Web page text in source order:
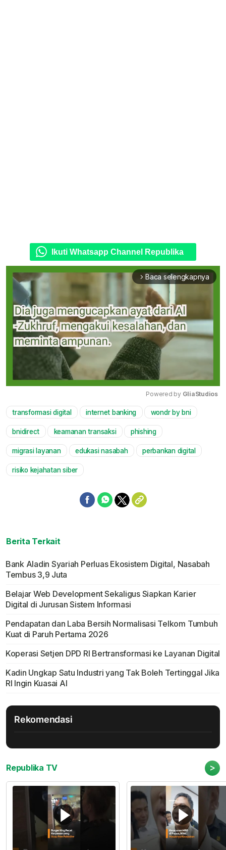
Ikuti Whatsapp Channel Republika
arrow_forward_ios Baca selengkapnya
Mute
Powered by GliaStudios
transformasi digital internet banking wondr by bni
bnidirect keamanan transaksi phishing
migrasi layanan edukasi nasabah perbankan digital
risiko kejahatan siber
Berita Terkait
Bank Aladin Syariah Perluas Ekosistem Digital, Nasabah
Tembus 3,9 Juta
Belajar Web Development Sekaligus Siapkan Karier
Digital di Jurusan Sistem Informasi
Pendapatan dan Laba Bersih Normalisasi Telkom Tumbuh
Kuat di Paruh Pertama 2026
Koperasi Setjen DPD RI Bertransformasi ke Layanan Digital
Kadin Ungkap Satu Industri yang Tak Boleh Tertinggal Jika
RI Ingin Kuasai AI
Rekomendasi
Republika TV >